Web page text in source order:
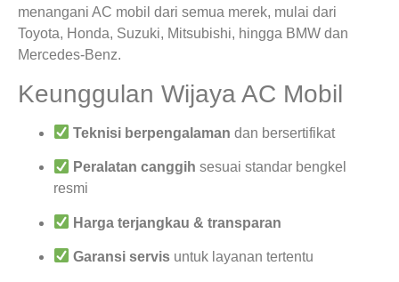
menangani AC mobil dari semua merek, mulai dari
Toyota, Honda, Suzuki, Mitsubishi, hingga BMW dan
Mercedes-Benz.
Keunggulan Wijaya AC Mobil
Teknisi berpengalaman dan bersertifikat
Peralatan canggih sesuai standar bengkel
resmi
Harga terjangkau & transparan
Garansi servis untuk layanan tertentu